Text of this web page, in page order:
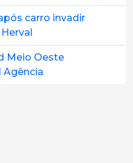
carro invadir
Meio Oeste
Agência